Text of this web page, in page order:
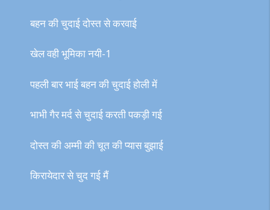
बहन की चुदाई दोस्त से करवाई
खेल वही भूमिका नयी-1
पहली बार भाई बहन की चुदाई होली में
भाभी गैर मर्द से चुदाई करती पकड़ी गई
दोस्त की अम्मी की चूत की प्यास बुझाई
किरायेदार से चुद गई मैं